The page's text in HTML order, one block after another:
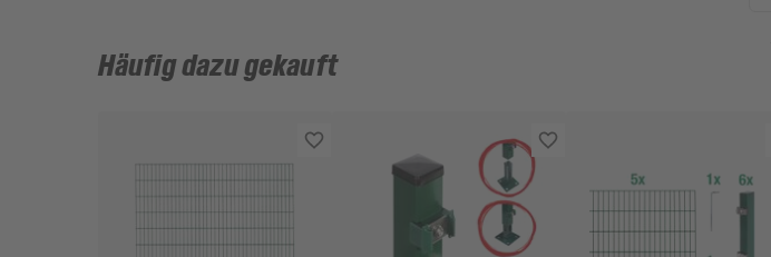
Häufig dazu gekauft